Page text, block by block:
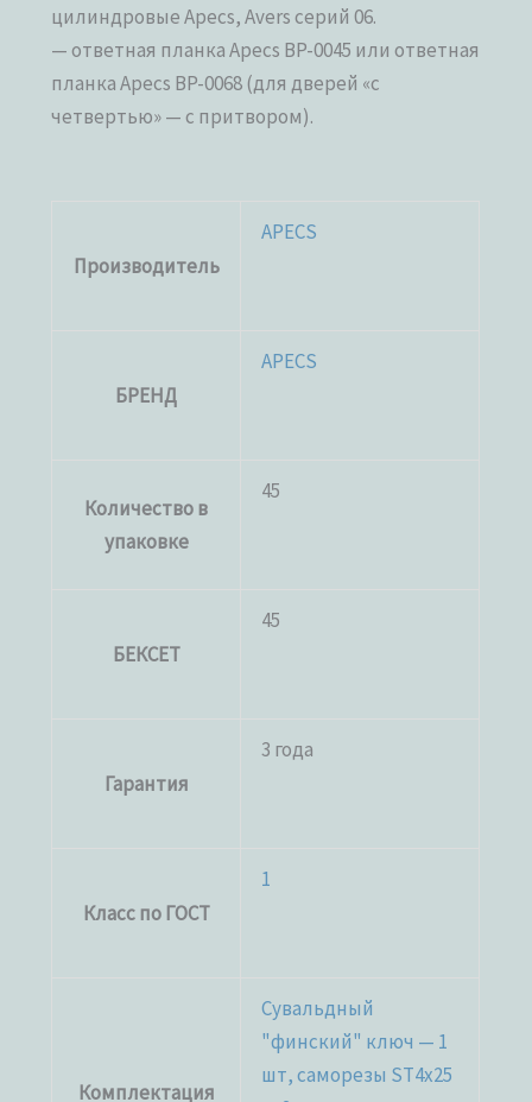
цилиндровые Apecs, Avers серий 06.
— ответная планка Apecs BP-0045 или ответная
планка Apecs BP-0068 (для дверей «с
четвертью» — с притвором).
Производитель
APECS
БРЕНД
APECS
Количество в
упаковке
45
БЕКСЕТ
45
Гарантия
3 года
Класс по ГОСТ
1
Комплектация
Сувальдный
"финский" ключ — 1
шт, саморезы ST4x25